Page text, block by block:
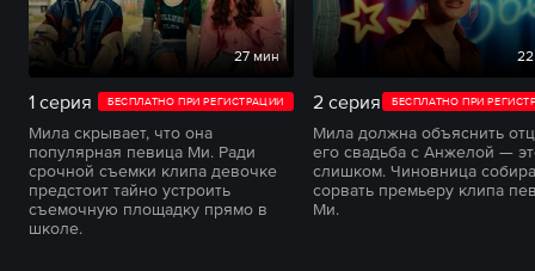
27 мин
1 серия БЕСПЛАТНО ПРИ РЕГИСТРАЦИИ
Мила скрывает, что она
популярная певица Ми. Ради
срочной съемки клипа девочке
предстоит тайно устроить
съемочную площадку прямо в
школе.
2 серия БЕСПЛАТНО ПРИ
Мила должна объяснить
его свадьба с Анжелой —
слишком. Чиновница
сорвать премьеру клипа
Ми.